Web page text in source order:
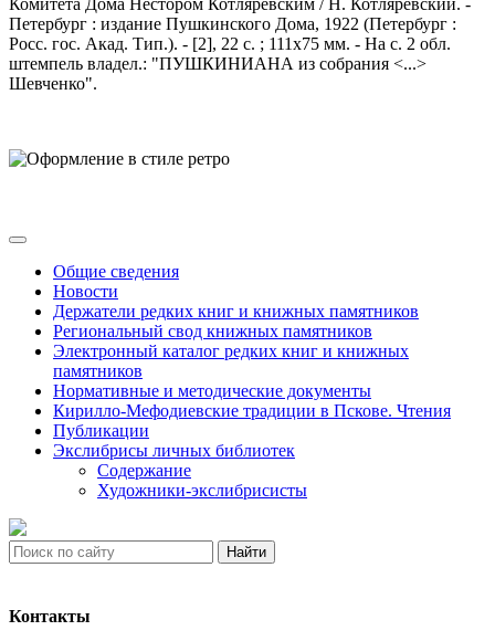
Петербург : издание Пушкинского Дома, 1922 (Петербург :
Росс. гос. Акад. Тип.). - [2], 22 с. ; 111х75 мм. - На с. 2 обл.
штемпель владел.: "ПУШКИНИАНА из собрания <...>
Шевченко".
Общие сведения
Новости
Держатели редких книг и книжных памятников
Региональный свод книжных памятников
Электронный каталог редких книг и книжных
памятников
Нормативные и методические документы
Кирилло-Мефодиевские традиции в Пскове. Чтения
Публикации
Экслибрисы личных библиотек
Содержание
Художники-экслибрисисты
Найти
Контакты